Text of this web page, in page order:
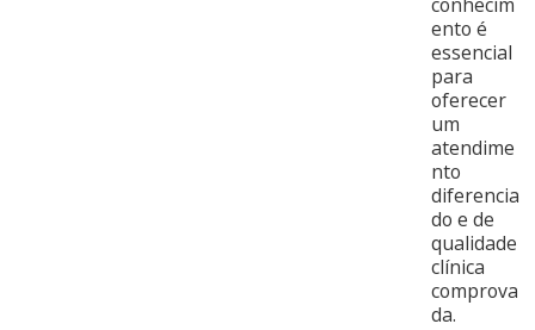
ento é
essencial
para
oferecer
um
atendime
nto
diferencia
do e de
qualidade
clínica
comprova
da.